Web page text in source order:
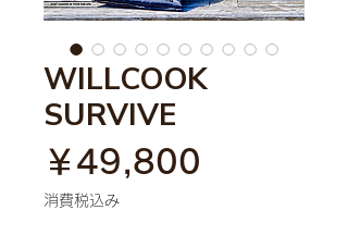
WILLCOOK
SURVIVE
￥49,800
消費税込み